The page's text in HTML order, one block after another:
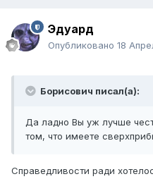
Эдуард
Опубликовано 18
Борисович писал(а):
Да ладно Вы уж лучше
том, что имеете
Справедливости ради